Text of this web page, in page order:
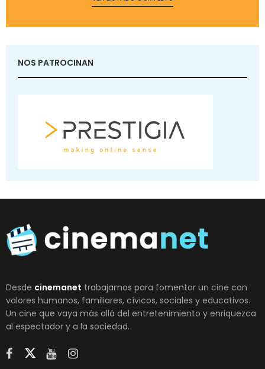
NOS PATROCINAN
Desde cinemanet trabajamos para fomentar un cine con
valores humanos, familiares, cívicos, sociales y educativos.
Un cine que vaya más allá del entretenimiento y enriquezca
al espectador y a la sociedad.